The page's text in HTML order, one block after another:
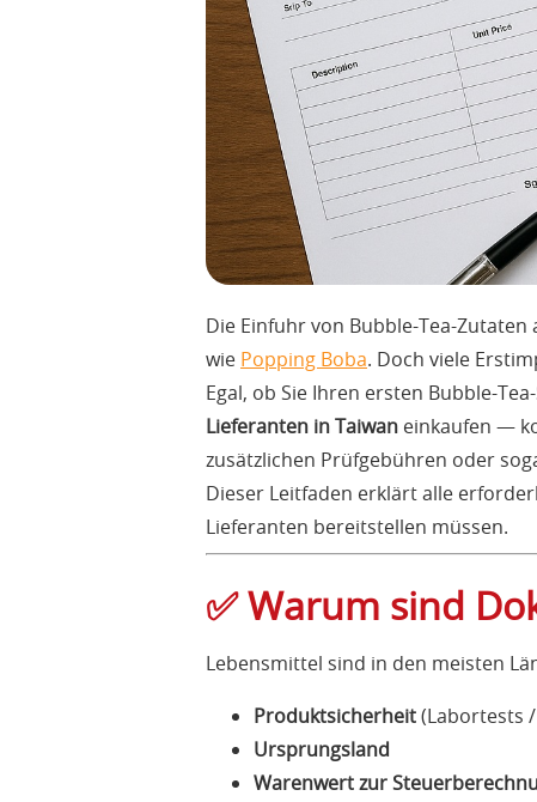
Die Einfuhr von Bubble-Tea-
wie Popping Boba. Doch viele
Egal, ob Sie Ihren ersten Bubble-
Lieferanten in Taiwan einkaufen —
zusätzlichen Prüfgebühren oder
Dieser Leitfaden erklärt alle
Lieferanten bereitstellen müssen.
✅ Warum sind
Lebensmittel sind in den meisten
Produktsicherheit(Labortests /
Ursprungsland
Warenwert zur